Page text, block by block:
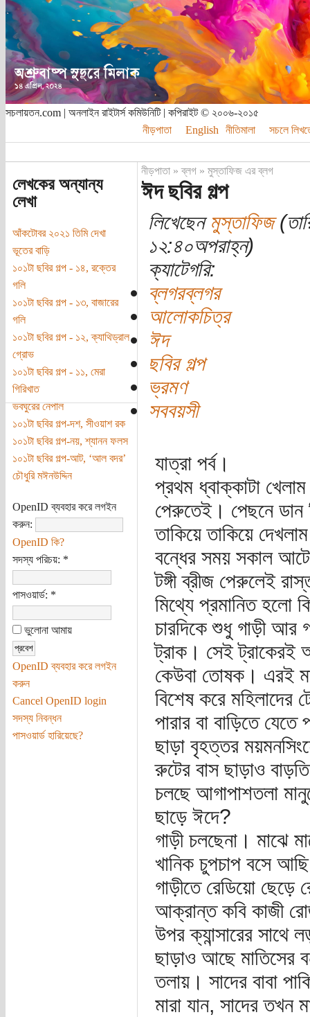
সচলায়তন.com | অনলাইন রাইটার্স কমিউনিটি | কপিরাইট © ২০০৬-২০১৫
নীড়পাতা
English নীতিমালা সচলে
লেখকের অন্যান্য
লেখা
আঁকটোবর ২০২১ তিমি দেখা
ভূতের বাড়ি
১০১টা ছবির গল্প - ১৪, রক্তের
গলি
১০১টা ছবির গল্প - ১৩, বাজারের
গলি
১০১টা ছবির গল্প - ১২, ক্যাথিড্রাল
গ্রোভ
১০১টা ছবির গল্প - ১১, মেরা
গিরিখাত
ভবঘুরের নেপাল
১০১টা ছবির গল্প-দশ, সীওয়াশ রক
১০১টা ছবির গল্প-নয়, শ্যানন ফলস
১০১টা ছবির গল্প-আট, ‘আল বদর’
চৌধুরি মঈনউদ্দিন
OpenID ব্যবহার করে লগইন
করুন:
OpenID কি?
সদস্য পরিচয়: *
পাসওয়ার্ড: *
ভুলোনা আমায়
OpenID ব্যবহার করে লগইন
করুন
Cancel OpenID login
সদস্য নিবন্ধন
পাসওয়ার্ড হারিয়েছে?
নীড়পাতা»ব্লগ» মুস্তাফিজ এর ব্লগ
ঈদ ছবির গল্প
লিখেছেনমুস্তাফিজ
১২:৪০অপরাহ্ন)
ক্যাটেগরি:
ব্লগরব্লগর
আলোকচিত্র
ঈদ
ছবির গল্প
ভ্রমণ
সববয়সী
যাত্রা পর্ব।
প্রথম ধ্বাক্কাটা
পেরুতেই। পেছনে ডান
তাকিয়ে তাকিয়ে
বন্ধের সময় সকাল আটে
টঙ্গী ব্রীজ পেরুলেই
মিথ্যে প্রমানিত হলো
চারদিকে শুধু গাড়ী আর
ট্রাক। সেই ট্রাকেরই
কেউবা তোষক। এরই
বিশেষ করে মহিলাদের
পারার বা বাড়িতে
ছাড়া বৃহত্তর
রুটের বাস ছাড়াও
চলছে আগাপাশতলা
ছাড়ে ঈদে?
গাড়ী চলছেনা। মাঝে
খানিক চুপচাপ বসে
গাড়ীতে রেডিয়ো ছেড়ে
আক্রান্ত কবি কাজী
উপর ক্যান্সারের সাথে
ছাড়াও আছে মাতিসের
তলায়। সাদের বাবা
মারা যান, সাদের